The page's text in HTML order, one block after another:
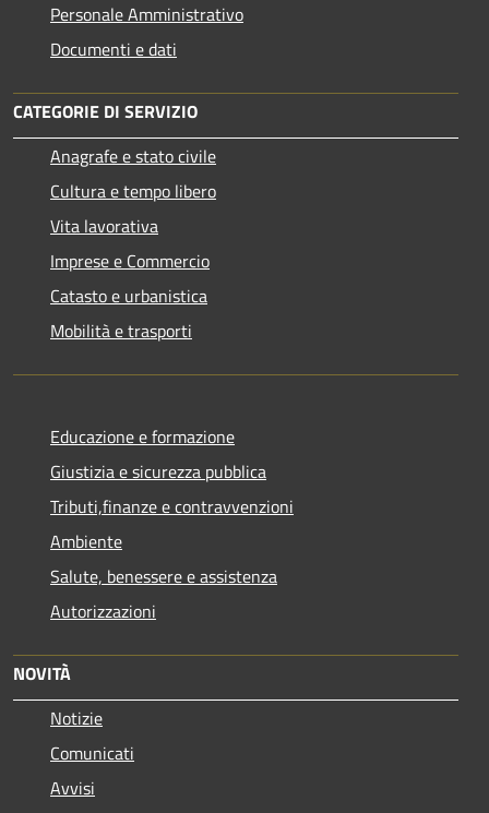
Personale Amministrativo
Documenti e dati
CATEGORIE DI SERVIZIO
Anagrafe e stato civile
Cultura e tempo libero
Vita lavorativa
Imprese e Commercio
Catasto e urbanistica
Mobilità e trasporti
Educazione e formazione
Giustizia e sicurezza pubblica
Tributi,finanze e contravvenzioni
Ambiente
Salute, benessere e assistenza
Autorizzazioni
NOVITÀ
Notizie
Comunicati
Avvisi